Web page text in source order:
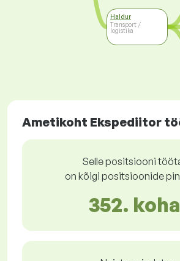
Haldur
Transport /
logistika
Ametikoht Ekspediitor
Selle positsiooni
on kõigi positsioonide
352.